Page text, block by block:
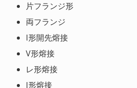
片フランジ形
両フランジ
I形開先熔接
V形熔接
レ形熔接
J形熔接